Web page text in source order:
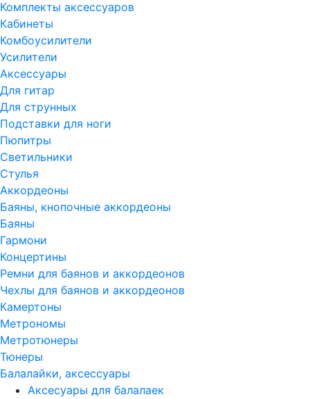
Комплекты аксессуаров
Кабинеты
Комбоусилители
Усилители
Аксессуары
Для гитар
Для струнных
Подставки для ноги
Пюпитры
Светильники
Стулья
Аккордеоны
Баяны, кнопочные аккордеоны
Баяны
Гармони
Концертины
Ремни для баянов и аккордеонов
Чехлы для баянов и аккордеонов
Камертоны
Метрономы
Метротюнеры
Тюнеры
Балалайки, аксессуары
Аксесуары для балалаек